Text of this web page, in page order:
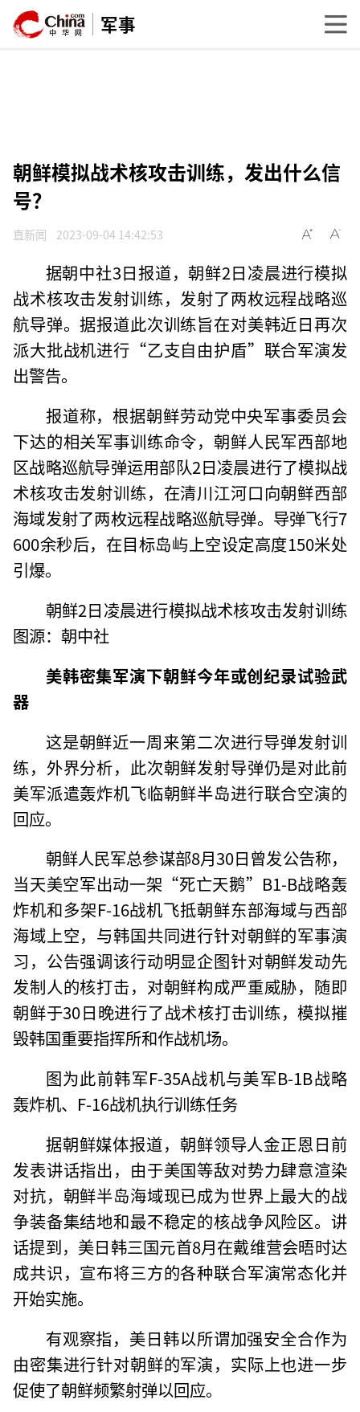
军事
朝鲜模拟战术核攻击训练，发出什么信
号？
直新闻 2023-09-04 14:42:53
据朝中社3日报道，朝鲜2日凌晨进行模拟
战术核攻击发射训练，发射了两枚远程战略巡
航导弹。据报道此次训练旨在对美韩近日再次
派大批战机进行“乙支自由护盾”联合军演发
出警告。
报道称，根据朝鲜劳动党中央军事委员会
下达的相关军事训练命令，朝鲜人民军西部地
区战略巡航导弹运用部队2日凌晨进行了模拟战
术核攻击发射训练，在清川江河口向朝鲜西部
海域发射了两枚远程战略巡航导弹。导弹飞行7
600余秒后，在目标岛屿上空设定高度150米处
引爆。
朝鲜2日凌晨进行模拟战术核攻击发射训练
图源：朝中社
美韩密集军演下朝鲜今年或创纪录试验武
器
这是朝鲜近一周来第二次进行导弹发射训
练，外界分析，此次朝鲜发射导弹仍是对此前
美军派遣轰炸机飞临朝鲜半岛进行联合空演的
回应。
朝鲜人民军总参谋部8月30日曾发公告称，
当天美空军出动一架“死亡天鹅”B1-B战略轰
炸机和多架F-16战机飞抵朝鲜东部海域与西部
海域上空，与韩国共同进行针对朝鲜的军事演
习，公告强调该行动明显企图针对朝鲜发动先
发制人的核打击，对朝鲜构成严重威胁，随即
朝鲜于30日晚进行了战术核打击训练，模拟摧
毁韩国重要指挥所和作战机场。
图为此前韩军F-35A战机与美军B-1B战略
轰炸机、F-16战机执行训练任务
据朝鲜媒体报道，朝鲜领导人金正恩日前
发表讲话指出，由于美国等敌对势力肆意渲染
对抗，朝鲜半岛海域现已成为世界上最大的战
争装备集结地和最不稳定的核战争风险区。讲
话提到，美日韩三国元首8月在戴维营会晤时达
成共识，宣布将三方的各种联合军演常态化并
开始实施。
有观察指，美日韩以所谓加强安全合作为
由密集进行针对朝鲜的军演，实际上也进一步
促使了朝鲜频繁射弹以回应。